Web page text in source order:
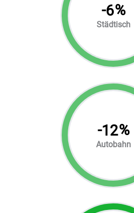
-6%
Städtisch
-12%
Autobahn